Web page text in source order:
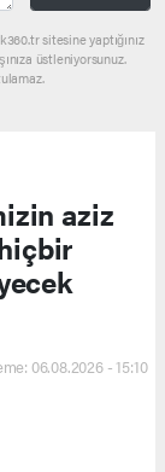
sitesine yaptığınız
üstleniyorsunuz.
aziz
06.08.2026 - 15:10